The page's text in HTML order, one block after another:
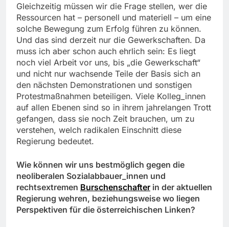
Gleichzeitig müssen wir die Frage stellen, wer die
Ressourcen hat – personell und materiell – um eine
solche Bewegung zum Erfolg führen zu können.
Und das sind derzeit nur die Gewerkschaften. Da
muss ich aber schon auch ehrlich sein: Es liegt
noch viel Arbeit vor uns, bis „die Gewerkschaft“
und nicht nur wachsende Teile der Basis sich an
den nächsten Demonstrationen und sonstigen
Protestmaßnahmen beteiligen. Viele Kolleg_innen
auf allen Ebenen sind so in ihrem jahrelangen Trott
gefangen, dass sie noch Zeit brauchen, um zu
verstehen, welch radikalen Einschnitt diese
Regierung bedeutet.
Wie können wir uns bestmöglich gegen die
neoliberalen Sozialabbauer_innen und
rechtsextremen Burschenschafter in der aktuellen
Regierung wehren, beziehungsweise wo liegen
Perspektiven für die österreichischen Linken?